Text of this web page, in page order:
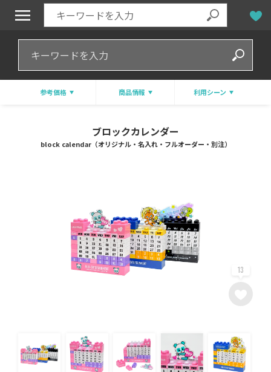
参考価格 商品情報 利用シーン
ブロックカレンダー
block calendar（オリジナル・名入れ・フルオーダー・別注）
13